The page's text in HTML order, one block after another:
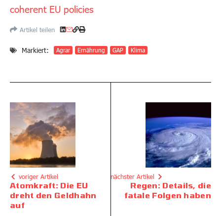
coherent EU policies
Artikel teilen
Markiert: Agrar Ernährung GAP Klima
voriger Artikel
Atomkraft: Die EU
dreht den Geldhahn
auf
nächster Artikel
Regen: Details, die
fatale Folgen haben